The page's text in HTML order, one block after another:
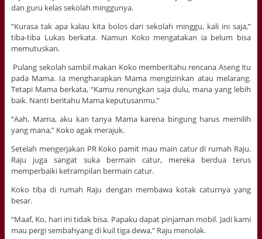
dan guru kelas sekolah minggunya.
“Kurasa tak apa kalau kita bolos dari sekolah minggu, kali ini saja,”
tiba-tiba Lukas berkata. Namun Koko mengatakan ia belum bisa
memutuskan.
Pulang sekolah sambil makan Koko memberitahu rencana Aseng itu
pada Mama. Ia mengharapkan Mama mengizinkan atau melarang.
Tetapi Mama berkata, “Kamu renungkan saja dulu, mana yang lebih
baik. Nanti beritahu Mama keputusanmu.”
“Aah, Mama, aku kan tanya Mama karena bingung harus memilih
yang mana,” Koko agak merajuk.
Setelah mengerjakan PR Koko pamit mau main catur di rumah Raju.
Raju juga sangat suka bermain catur, mereka berdua terus
memperbaiki ketrampilan bermain catur.
Koko tiba di rumah Raju dengan membawa kotak caturnya yang
besar.
“Maaf, Ko, hari ini tidak bisa. Papaku dapat pinjaman mobil. Jadi kami
mau pergi sembahyang di kuil tiga dewa,” Raju menolak.